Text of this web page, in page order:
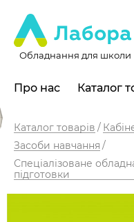
Обладнання для школи
Про нас Каталог
Каталог товарів
Засоби навчання
Спеціалізоване
підготовки